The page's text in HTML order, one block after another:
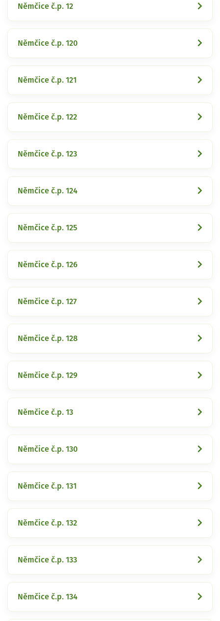
Němčice č.p. 12
Němčice č.p. 120
Němčice č.p. 121
Němčice č.p. 122
Němčice č.p. 123
Němčice č.p. 124
Němčice č.p. 125
Němčice č.p. 126
Němčice č.p. 127
Němčice č.p. 128
Němčice č.p. 129
Němčice č.p. 13
Němčice č.p. 130
Němčice č.p. 131
Němčice č.p. 132
Němčice č.p. 133
Němčice č.p. 134